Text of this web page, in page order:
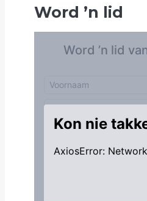
Word ’n lid